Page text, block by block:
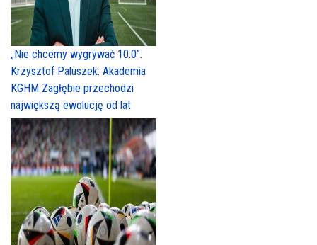
„Nie chcemy wygrywać 10:0”.
Krzysztof Paluszek: Akademia
KGHM Zagłębie przechodzi
największą ewolucję od lat